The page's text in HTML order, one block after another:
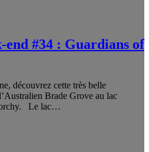
end #34 : Guardians of
découvrez cette très belle
Brade Grove au lac
Le lac…